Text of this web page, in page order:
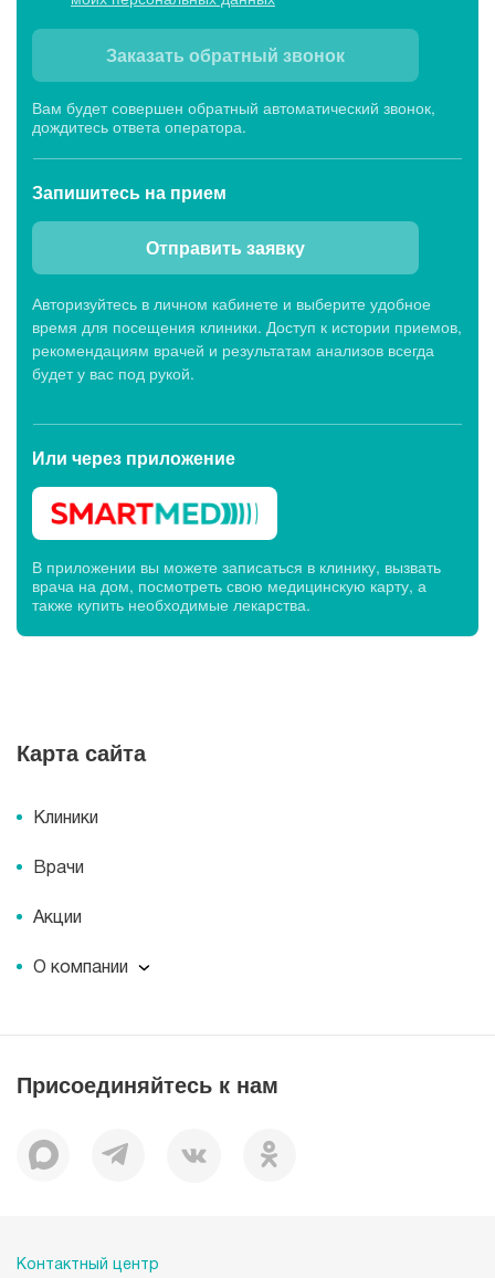
Заказать обратный звонок
Вам будет совершен обратный автоматический звонок,
дождитесь ответа оператора.
Запишитесь на прием
Отправить заявку
Авторизуйтесь в личном кабинете и выберите удобное
время для посещения клиники. Доступ к истории приемов,
рекомендациям врачей и результатам анализов всегда
будет у вас под рукой.
Или через приложение
В приложении вы можете записаться в клинику, вызвать
врача на дом, посмотреть свою медицинскую карту, а
также купить необходимые лекарства.
Карта сайта
Клиники
Врачи
Акции
О компании
Миссия
Корпоративная социальная ответственность
Вакансии
Наши преимущества
Присоединяйтесь к нам
Контактный центр